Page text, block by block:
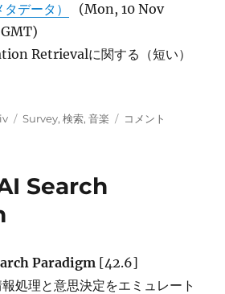
データ）
(Mon, 10 Nov
Retrievalに関する（短い）
タ
Survey,検索,音楽
Twenty-
and
Future
コメント
Search
Paradigm [42.6]
処理と意思決定をエミュレート